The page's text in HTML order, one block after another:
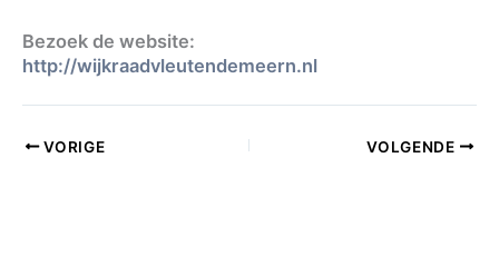
Bezoek de website:
http://wijkraadvleutendemeern.nl
VORIGE VOLGENDE